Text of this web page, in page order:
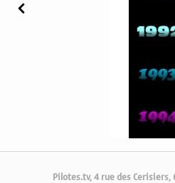
Pilotes.tv, 4 rue des Cerisiers,